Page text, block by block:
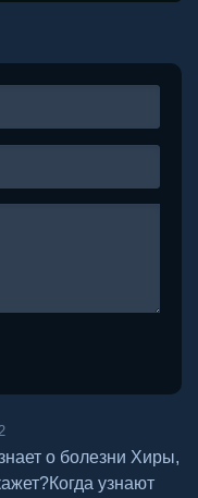
о болезни Хиры,
узнают